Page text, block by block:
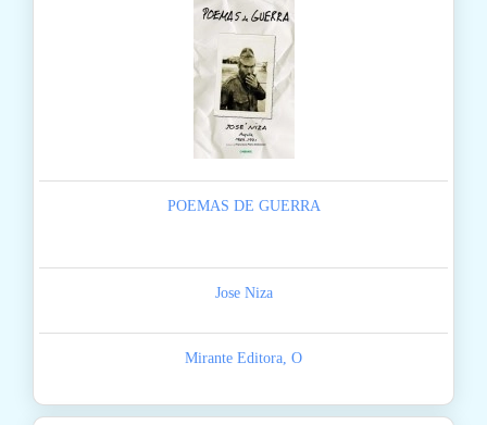
POEMAS DE GUERRA
Jose Niza
Mirante Editora, O